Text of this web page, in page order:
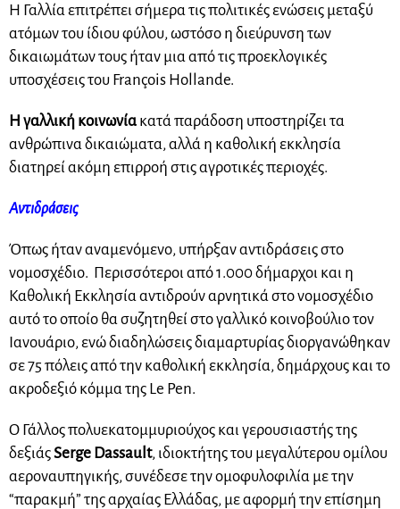
Η Γαλλία επιτρέπει σήμερα τις πολιτικές ενώσεις μεταξύ
ατόμων του ίδιου φύλου, ωστόσο η διεύρυνση των
δικαιωμάτων τους ήταν μια από τις προεκλογικές
υποσχέσεις του François Hollande.
Η γαλλική κοινωνία κατά παράδοση υποστηρίζει τα
ανθρώπινα δικαιώματα, αλλά η καθολική εκκλησία
διατηρεί ακόμη επιρροή στις αγροτικές περιοχές.
Αντιδράσεις
Όπως ήταν αναμενόμενο, υπήρξαν αντιδράσεις στο
νομοσχέδιο. Περισσότεροι από 1.000 δήμαρχοι και η
Καθολική Εκκλησία αντιδρούν αρνητικά στο νομοσχέδιο
αυτό το οποίο θα συζητηθεί στο γαλλικό κοινοβούλιο τον
Ιανουάριο, ενώ διαδηλώσεις διαμαρτυρίας διοργανώθηκαν
σε 75 πόλεις από την καθολική εκκλησία, δημάρχους και το
ακροδεξιό κόμμα της Le Pen.
Ο Γάλλος πολυεκατομμυριούχος και γερουσιαστής της
δεξιάςSerge Dassault, ιδιοκτήτης του μεγαλύτερου ομίλου
αεροναυπηγικής, συνέδεσε την ομοφυλοφιλία με την
“παρακμή” της αρχαίας Ελλάδας, με αφορμή την επίσημη